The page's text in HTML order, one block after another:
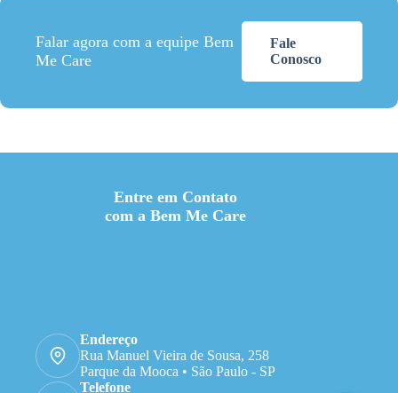
Falar agora com a equipe Bem
Me Care
Fale
Conosco
Entre em Contato
com a Bem Me Care
Endereço
Rua Manuel Vieira de Sousa, 258
Parque da Mooca • São Paulo - SP
Telefone